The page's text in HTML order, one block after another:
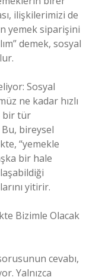
ilişkilerimizi de
yemek siparişini
demek, sosyal
Sosyal
ne kadar hızlı
bir tür
Bu, bireysel
“yemekle
bir hale
yitirir.
Bizimle Olacak
cevabı,
Yalnızca